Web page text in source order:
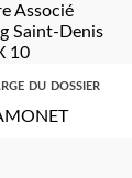
Associé
Saint-Denis
10
du dossier